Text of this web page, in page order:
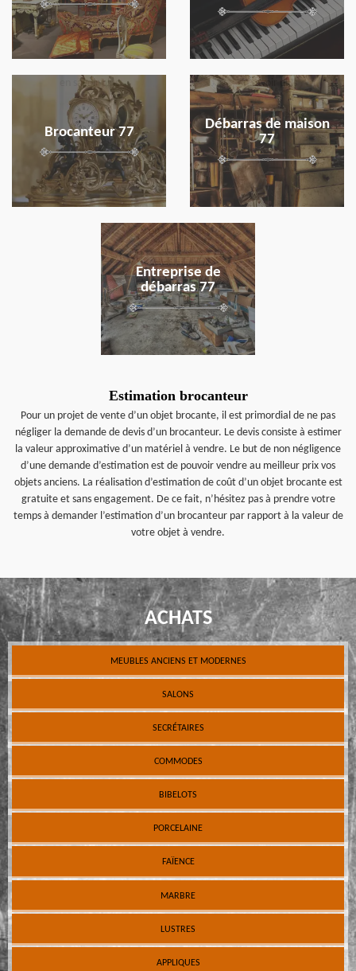
Brocanteur 77
en savoir plus
Débarras de maison
77
en savoir plus
Entreprise de
débarras 77
en savoir plus
Estimation brocanteur
Pour un projet de vente d’un objet brocante, il est primordial de ne pas
négliger la demande de devis d’un brocanteur. Le devis consiste à estimer
la valeur approximative d’un matériel à vendre. Le but de non négligence
d’une demande d’estimation est de pouvoir vendre au meilleur prix vos
objets anciens. La réalisation d’estimation de coût d’un objet brocante est
gratuite et sans engagement. De ce fait, n’hésitez pas à prendre votre
temps à demander l’estimation d’un brocanteur par rapport à la valeur de
votre objet à vendre.
ACHATS
MEUBLES ANCIENS ET MODERNES
SALONS
SECRÉTAIRES
COMMODES
BIBELOTS
PORCELAINE
FAÏENCE
MARBRE
LUSTRES
APPLIQUES